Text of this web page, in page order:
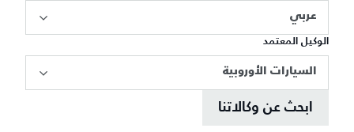
عربي
الوكيل المعتمد
السيارات الأوروبية
ابحث عن وكالاتنا